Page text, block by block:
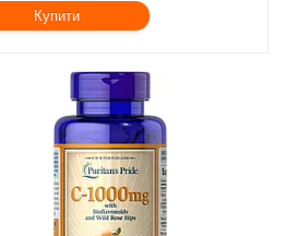
Купити